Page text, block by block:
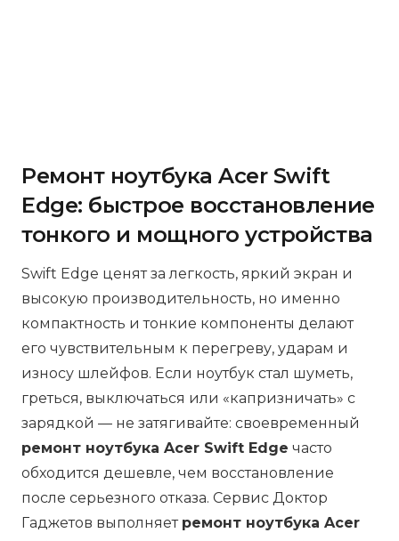
Ремонт ноутбука Acer Swift
Edge: быстрое восстановление
тонкого и мощного устройства
Swift Edge ценят за легкость, яркий экран и
высокую производительность, но именно
компактность и тонкие компоненты делают
его чувствительным к перегреву, ударам и
износу шлейфов. Если ноутбук стал шуметь,
греться, выключаться или «капризничать» с
зарядкой — не затягивайте: своевременный
ремонт ноутбука Acer Swift Edge часто
обходится дешевле, чем восстановление
после серьезного отказа. Сервис Доктор
Гаджетов выполняет ремонт ноутбука Acer